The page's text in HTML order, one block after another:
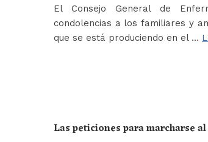
El Consejo General de
condolencias a los familiares y
que se está produciendo en el …
Las peticiones para marcharse